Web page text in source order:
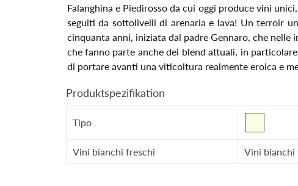
Falanghina e Piedirosso da cui oggi produce vini
seguiti da sottolivelli di arenaria e lava! Un terroir
cinquanta anni, iniziata dal padre Gennaro, che
che fanno parte anche dei blend attuali, in
di portare avanti una viticoltura realmente eroica e
Produktspezifikation
Tipo
Vini bianchi freschi Vini bianchi